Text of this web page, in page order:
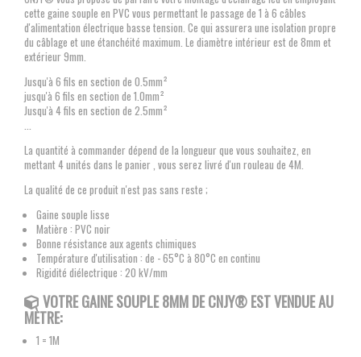
cette gaine souple en PVC vous permettant le passage de 1 à 6 câbles
d'alimentation électrique basse tension. Ce qui assurera une isolation propre
du câblage et une étanchéité maximum. Le diamètre intérieur est de 8mm et
extérieur 9mm.
Jusqu'à 6 fils en section de 0.5mm²
jusqu'à 6 fils en section de 1.0mm²
Jusqu'à 4 fils en section de 2.5mm²
...
La quantité à commander dépend de la longueur que vous souhaitez, en
mettant 4 unités dans le panier , vous serez livré d'un rouleau de 4M.
La qualité de ce produit n'est pas sans reste ;
Gaine souple lisse
Matière : PVC noir
Bonne résistance aux agents chimiques
Température d'utilisation : de - 65°C à 80°C en continu
Rigidité diélectrique : 20 kV/mm
VOTRE GAINE SOUPLE 8MMDE CNJY®EST VENDUE AU
MÈTRE:
1 = 1M